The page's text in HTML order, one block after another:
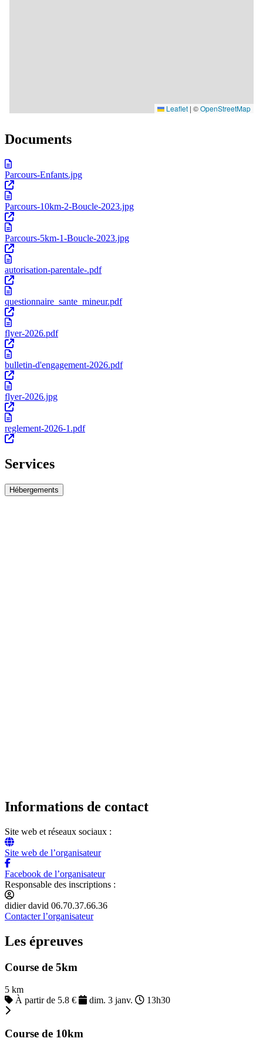
Documents
Parcours-Enfants.jpg
Parcours-10km-2-Boucle-2023.jpg
Parcours-5km-1-Boucle-2023.jpg
autorisation-parentale-.pdf
questionnaire_sante_mineur.pdf
flyer-2026.pdf
bulletin-d'engagement-2026.pdf
flyer-2026.jpg
reglement-2026-1.pdf
Services
Hébergements
Informations de contact
Site web et réseaux sociaux :
Site web de l’organisateur
Facebook de l’organisateur
Responsable des inscriptions :
didier david 06.70.37.66.36
Contacter l’organisateur
Les épreuves
Course de 5km
5 km
À partir de 5.8 €
dim. 3 janv. 13h30
Course de 10km